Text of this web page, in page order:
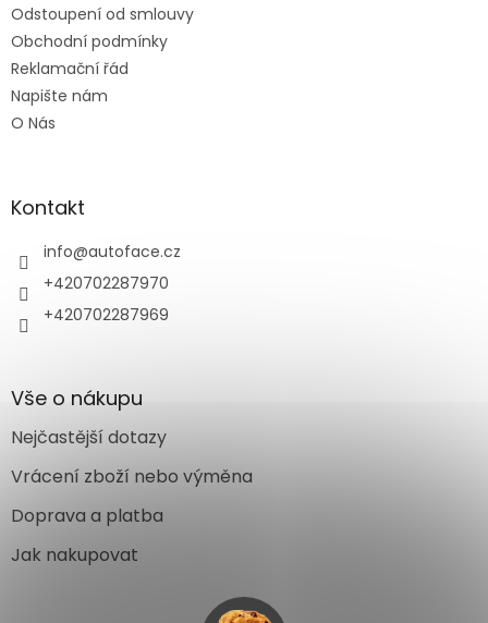
Odstoupení od smlouvy
Obchodní podmínky
Reklamační řád
Napište nám
O Nás
Kontakt
info@autoface.cz
+420702287970
+420702287969
Vše o nákupu
Nejčastější dotazy
Vrácení zboží nebo výměna
Doprava a platba
Jak nakupovat